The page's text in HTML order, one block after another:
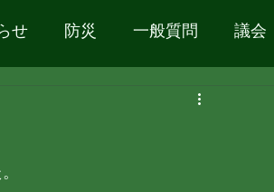
せ 防災 一般質問 議会